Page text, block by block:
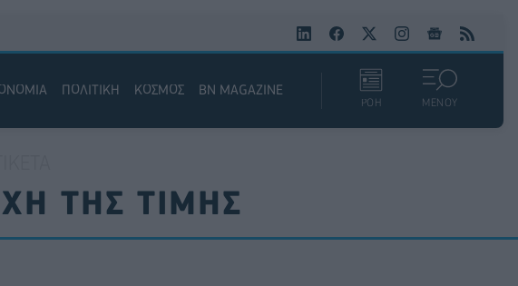
ΠΟΛΙΤΙΚΗ ΚΟΣΜΟΣ BN MAGAZINE
ΡΟΗ ΜΕΝΟΥ
ΤΗΣ ΤΙΜΗΣ